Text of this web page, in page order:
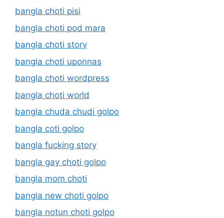
bangla choti pisi
bangla choti pod mara
bangla choti story
bangla choti uponnas
bangla choti wordpress
bangla choti world
bangla chuda chudi golpo
bangla coti golpo
bangla fucking story
bangla gay choti golpo
bangla mom choti
bangla new choti golpo
bangla notun choti golpo